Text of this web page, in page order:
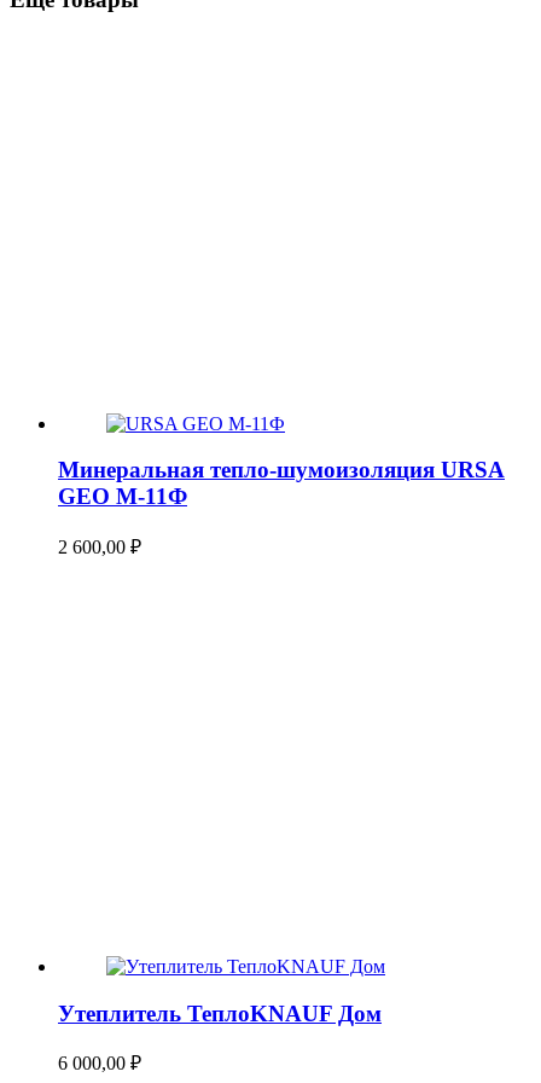
Минеральная тепло-шумоизоляция URSA
GEO М-11Ф
2 600,00 ₽
Утеплитель ТеплоKNAUF Дом
6 000,00 ₽